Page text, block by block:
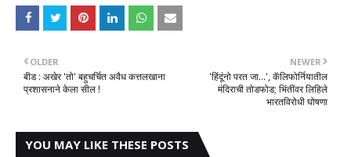
NEWER
'हिंदूंनो परत जा...', कॅलिफोर्नियातील
मंदिराची तोडफोड; भिंतींवर लिहिले
भारतविरोधी घोषणा
OLDER
बीड : अखेर 'तो' बहुचर्चित अवैध कत्तलखाना
प्रशासनाने केला सील !
YOU MAY LIKE THESE POSTS